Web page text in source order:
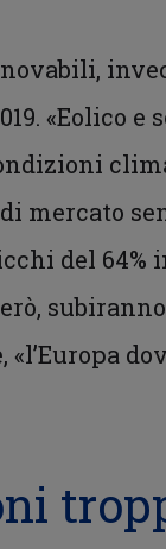
«Eolico
mercato
del